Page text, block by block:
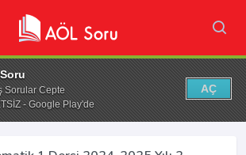
Sorular Cepte
- Google Play'de
AÇ